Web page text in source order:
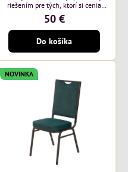
riešením pre tých, ktorí si cenia
vysokú kvalitu a jedinečný dizajn.
Stolička je výnimočná použitím
vysoko kvalitného hnedého
čalúnenia Mossa 29 od poľského
výrobcu Davis ktorého látka má
hmotnosť 325 g/m², čo zaručuje
výnimočnú odolnosť a pohodlie.
Okrem toho je látka vybavená
technológiou Easy-Clean, vďaka
ktorej sa ľahko...
50 €
Do košíka
NOVINKA